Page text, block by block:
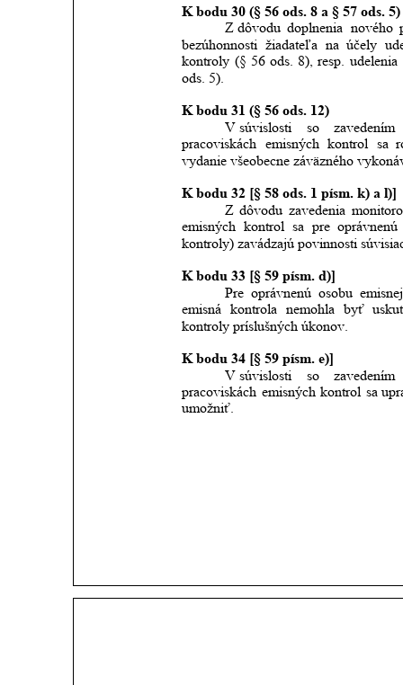
K bodu 30 (§ 56 ods. 8 a § 57 ods. 5)
Z dôvodu doplnenia nového
bezúhonnosti žiadateľa na účely
kontroly (§ 56 ods. 8), resp. udelenia
ods. 5).
K bodu 31 (§ 56 ods. 12)
V súvislosti
so
zavedením
pracoviskách
emisných kontrol sa
vydanie všeobecne záväzného
K bodu 32 [§ 58 ods. 1 písm. k) a l)]
Z dôvodu zavedenia
emisných
kontrol sa pre oprávnenú
kontroly) zavádzajú povinnosti
K bodu 33 [§ 59 písm. d)]
Pre oprávnenú osobu emisnej
emisná
kontrola nemohla byť
kontroly príslušných úkonov.
K bodu 34 [§ 59 písm. e)]
V súvislosti
so
zavedením
pracoviskách emisných kontrol sa
umožniť.